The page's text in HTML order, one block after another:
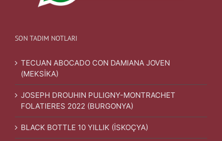
SON TADIM NOTLARI
TECUAN ABOCADO CON DAMIANA JOVEN
(MEKSİKA)
JOSEPH DROUHIN PULIGNY-MONTRACHET
FOLATIERES 2022 (BURGONYA)
BLACK BOTTLE 10 YILLIK (İSKOÇYA)